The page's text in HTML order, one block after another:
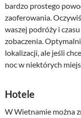
bardzo prostego
zaoferowania.
waszej podróży i
zobaczenia.
lokalizacji, ale jeśli
noc w niektórych
Hotele
W Wietnamie można